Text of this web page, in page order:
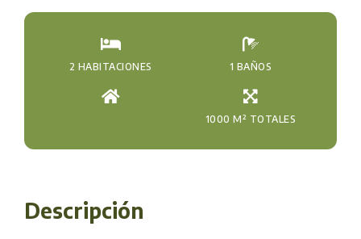
2 HABITACIONES 1 BAÑOS
1000 M² TOTALES
Descripción